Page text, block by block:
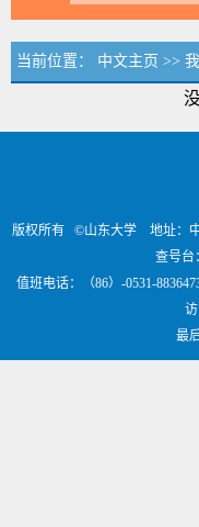
当前位置： 中文主页 >>
版权所有 ©山东大学 地址：
查号台
值班电话：（86）-0531-
访
最